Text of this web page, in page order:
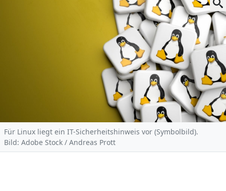
Für Linux liegt ein IT-Sicherheitshinweis vor (Symbolbild).
Bild: Adobe Stock / Andreas Prott